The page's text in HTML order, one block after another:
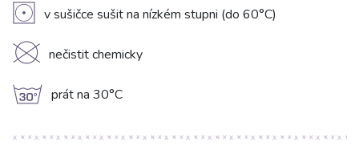
V v sušičce sušit na nízkém stupni (do 60°C)
K nečistit chemicky
g prát na 30°C